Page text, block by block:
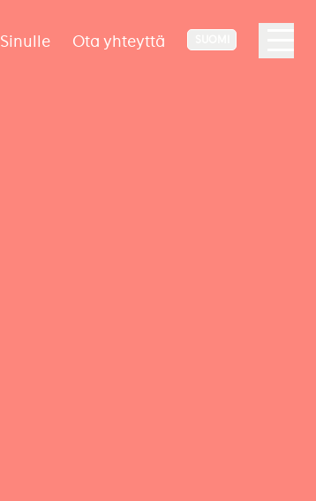
Sinulle Ota yhteyttä